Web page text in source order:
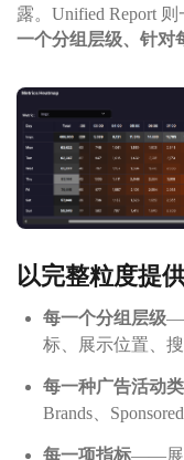
露。Unified Report 则
一个分组层级、针对
以完整粒度提供
每一个分组层级
标、展示位置、
每一种广告活动
Brands、
每一项指标——展